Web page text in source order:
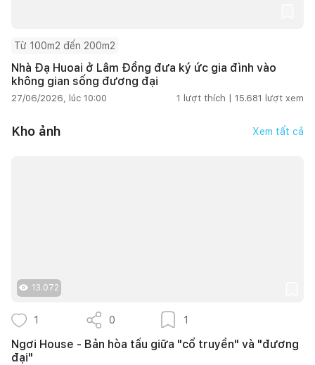
Từ 100m2 đến 200m2
Nhà Đạ Huoai ở Lâm Đồng đưa ký ức gia đình vào
không gian sống đương đại
27/06/2026, lúc 10:00 1 lượt thích | 15.681 lượt xem
Kho ảnh Xem tất cả
13.072
1 0 1
Ngơi House - Bản hòa tấu giữa "cổ truyền" và "đương
đại"